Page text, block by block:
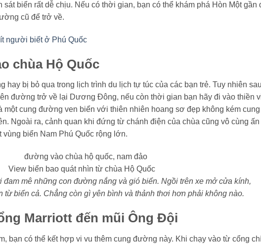
biển rất dễ chịu. Nếu có thời gian, bạn có thể khám phá Hòn Một gần
cũ để trở về.
người biết ở Phú Quốc
chùa Hộ Quốc
hay bị bỏ qua trong lịch trình du lịch tự túc của các bạn trẻ. Tuy nhiên sau
đường trở về lại Dương Đông, nếu còn thời gian bạn hãy đi vào thiền
một cung đường ven biển với thiên nhiên hoang sơ đẹp không kém cung
Ngoài ra, cảnh quan khi đứng từ chánh điện của chùa cũng vô cùng ấn
biển Nam Phú Quốc rộng lớn.
View biển bao quát nhìn từ chùa Hộ Quốc
mê những con đường nắng và gió biển. Ngồi trên xe mở cửa kính,
từ biển cả. Chẳng còn gì yên bình và thảnh thơi hơn phải không nào.
Marriott đến mũi Ông Đội
bạn có thể kết hợp vi vu thêm cung đường này. Khi chạy vào từ cổng